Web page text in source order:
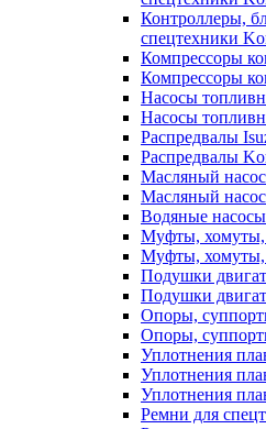
Контроллеры,
спецтехники
Компрессоры
Компрессоры
Насосы
Насосы
Распредвалы
Распредвалы
Масляный
Масляный
Водяные
Муфты, хомуты,
Муфты, хомуты,
Подушки
Подушки
Опоры,
Опоры,
Уплотнения
Уплотнения
Уплотнения
Ремни для